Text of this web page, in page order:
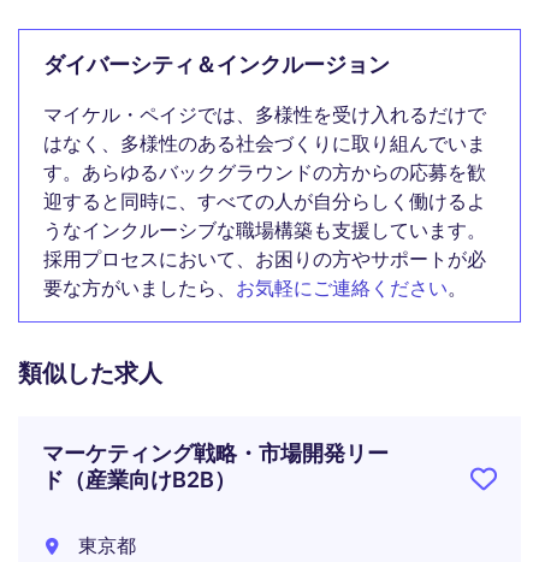
ダイバーシティ＆インクルージョン
マイケル・ペイジでは、多様性を受け入れるだけで
はなく、多様性のある社会づくりに取り組んでいま
す。あらゆるバックグラウンドの方からの応募を歓
迎すると同時に、すべての人が自分らしく働けるよ
うなインクルーシブな職場構築も支援しています。
採用プロセスにおいて、お困りの方やサポートが必
要な方がいましたら、 お気軽にご連絡ください。
類似した求人
マーケティング戦略・市場開発リー
ド（産業向けB2B）
東京都